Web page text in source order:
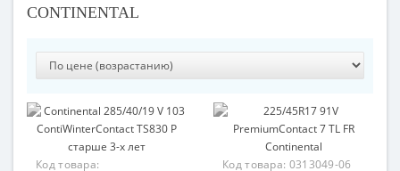
CONTINENTAL
Код товара:
Код товара: 0313049-06